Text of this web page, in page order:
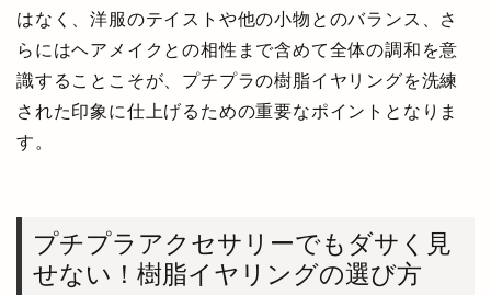
はなく、洋服のテイストや他の小物とのバランス、さ
らにはヘアメイクとの相性まで含めて全体の調和を意
識することこそが、プチプラの樹脂イヤリングを洗練
された印象に仕上げるための重要なポイントとなりま
す。
プチプラアクセサリーでもダサく見
せない！樹脂イヤリングの選び方